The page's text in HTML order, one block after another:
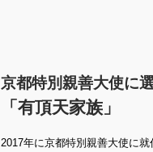
京都特別親善大使に
「有頂天家族」
2017年に京都特別親善大使に